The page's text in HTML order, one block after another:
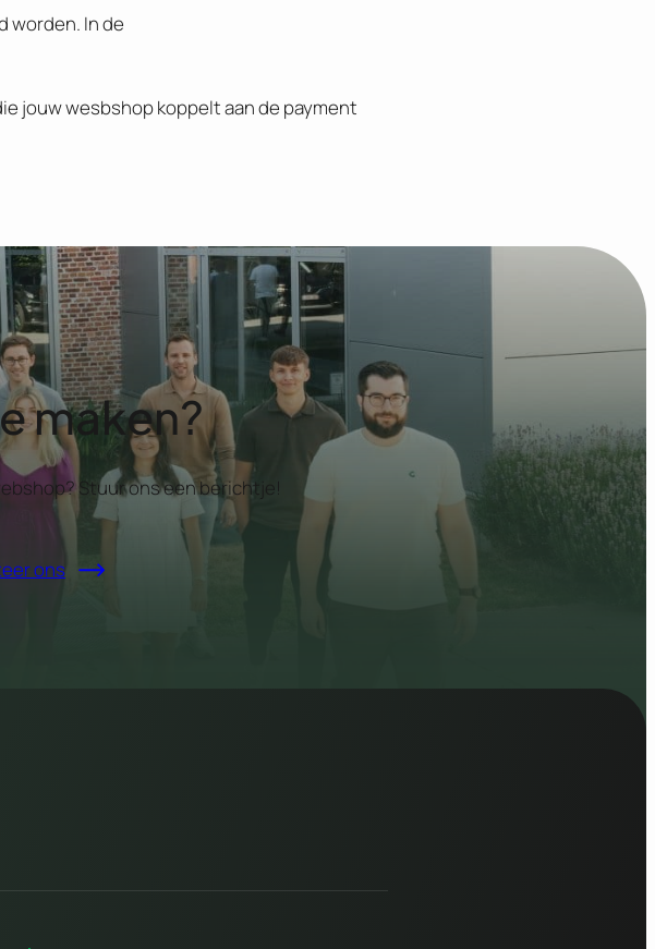
worden. In de
jouw wesbshop koppelt aan de payment
maken?
Stuur ons een berichtje!
ons